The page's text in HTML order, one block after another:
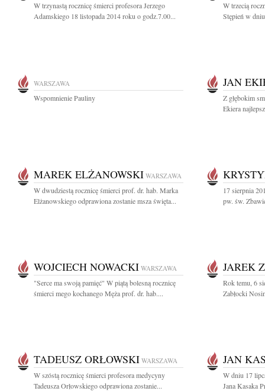
W trzynastą rocznicę śmierci profesora Jerzego
Adamskiego 18 listopada 2014 roku o godz.7.00...
W trzecią
Stępień w
WARSZAWA
Wspomnienie Pauliny
JAN
Z głębokim
Ekiera
MAREK ELŻANOWSKI WARSZAWA
W dwudziestą rocznicę śmierci prof. dr. hab. Marka
Elżanowskiego odprawiona zostanie msza święta...
17 sierpnia
pw. św.
WOJCIECH NOWACKI WARSZAWA
"Serce ma swoją pamięć" W piątą bolesną rocznicę
śmierci mego kochanego Męża prof. dr. hab....
JAREK
Rok temu, 6
Zabłocki
TADEUSZ ORŁOWSKI WARSZAWA
W szóstą rocznicę śmierci profesora medycyny
Tadeusza Orłowskiego odprawiona zostanie...
JAN
W dniu 17
Jana Kasaka